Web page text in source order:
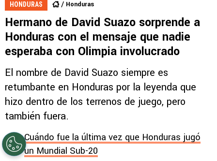
HONDURAS Honduras
Hermano de David Suazo sorprende a
Honduras con el mensaje que nadie
esperaba con Olimpia involucrado
El nombre de David Suazo siempre es
retumbante en Honduras por la leyenda que
hizo dentro de los terrenos de juego, pero
también fuera.
Cuándo fue la última vez que Honduras jugó
un Mundial Sub-20